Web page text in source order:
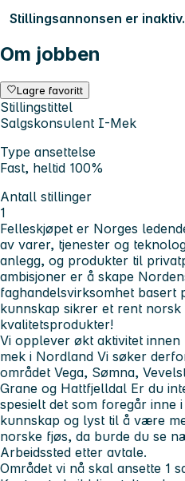
Stillingsannonsen er inaktiv.
Om jobben
Lagre favoritt
Stillingstittel
Salgskonsulent I-Mek
Type ansettelse
Fast, heltid 100%
Antall stillinger
1
Felleskjøpet er Norges
av varer, tjenester og
anlegg, og produkter til
ambisjoner er å skape
faghandelsvirksomhet basert
kunnskap sikrer et rent
kvalitetsprodukter!
Vi opplever økt aktivitet
mek i Nordland Vi søker
området Vega, Sømna,
Grane og Hattfjelldal Er du
spesielt det som foregår inne
kunnskap og lyst til å være
norske fjøs, da burde du se
Arbeidssted etter avtale.
Området vi nå skal ansette 1